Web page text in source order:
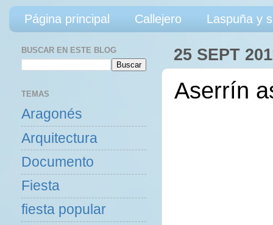
Página principal Callejero Laspuña y
25 SEPT
Aserrín
BUSCAR EN ESTE BLOG
TEMAS
Aragonés
Arquitectura
Documento
Fiesta
fiesta popular